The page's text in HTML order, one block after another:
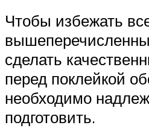
Чтобы избежать
сделать
перед поклейкой
необходимо
подготовить.